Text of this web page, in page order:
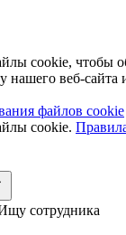
cookie, чтобы
нашего веб-сайта
файлов cookie
cookie.
сотрудника